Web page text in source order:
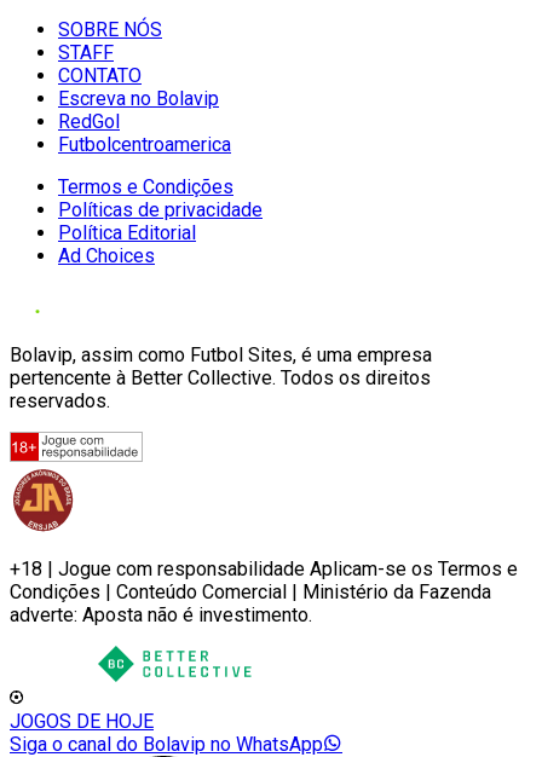
SOBRE NÓS
STAFF
CONTATO
Escreva no Bolavip
RedGol
Futbolcentroamerica
Termos e Condições
Políticas de privacidade
Política Editorial
Ad Choices
Bolavip, assim como Futbol Sites, é uma empresa
pertencente à Better Collective. Todos os direitos
reservados.
+18 | Jogue com responsabilidade Aplicam-se os Termos e
Condições | Conteúdo Comercial | Ministério da Fazenda
adverte: Aposta não é investimento.
JOGOS DE HOJE
Siga o canal do Bolavip no WhatsApp